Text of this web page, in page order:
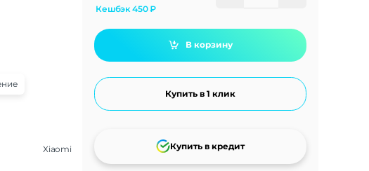
Xiaomi
Кешбэк450₽
В корзину
Купить в 1 клик
Купить в кредит